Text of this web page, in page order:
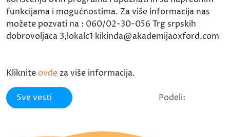
funkcijama i mogućnostima. Za više informacija nas
možete pozvati na : 060/02-30-056 Trg srpskih
dobrovoljaca 3,lokalc1 kikinda@akademijaoxford.com
Kliknite ovde za više informacija.
Sve vesti Podeli: